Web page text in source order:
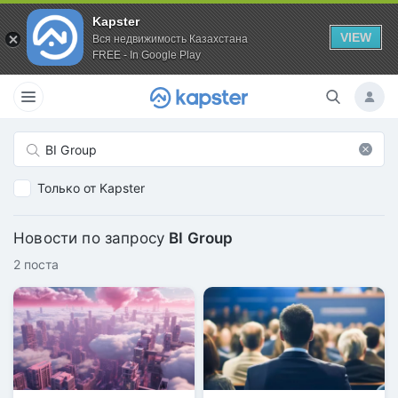
Kapster
Вся недвижимость Казахстана
FREE - In Google Play
VIEW
Только от Kapster
Новости по запросу BI Group
2 поста